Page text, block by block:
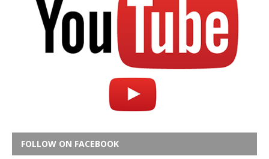
FOLLOW ON FACEBOOK